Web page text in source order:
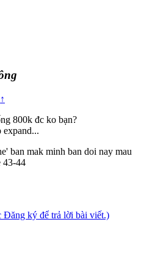
↑
800k đc ko bạn?
ban mak minh ban doi nay mau
43-44
Đăng ký để trả lời bài viết.)